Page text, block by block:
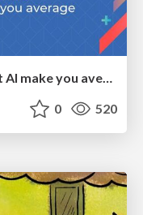
The SEO identity crisis: Don't let AI make you average
0 520